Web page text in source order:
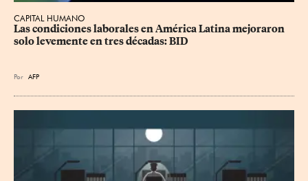
CAPITAL HUMANO
Las condiciones laborales en América Latina mejoraron
solo levemente en tres décadas: BID
Por AFP